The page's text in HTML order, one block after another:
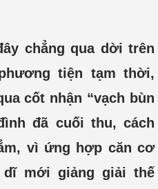
chẳng qua dời trên
tiện tạm thời,
cốt nhận “vạch bùn
đã cuối thu, cách
vì ứng hợp căn cơ
dĩ mới giảng giải thế